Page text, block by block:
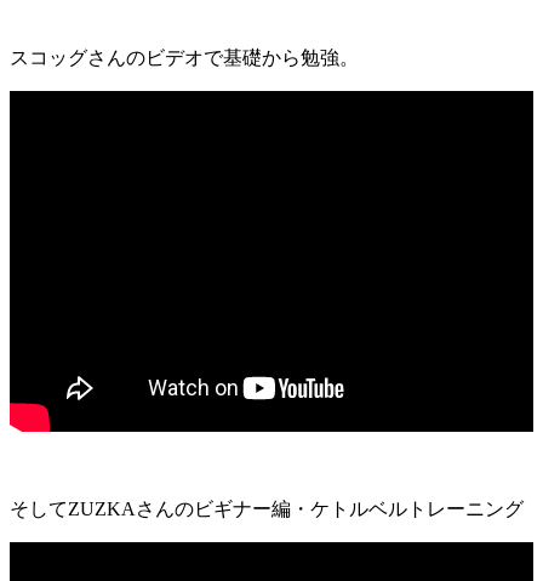
スコッグさんのビデオで基礎から勉強。
そしてZUZKAさんのビギナー編・ケトルベルトレーニング